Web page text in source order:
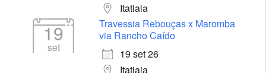
Itatiaia
19
set
Travessia Rebouças x Maromba
via Rancho Caído
19 set 26
Itatiaia